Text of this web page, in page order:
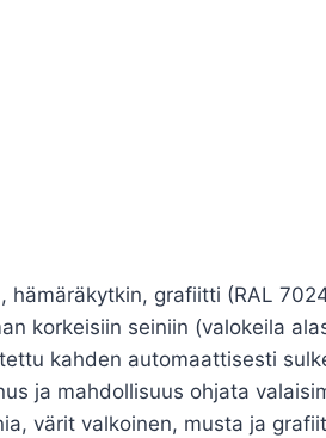
hämäräkytkin, grafiitti (RAL
korkeisiin seiniin (valokeila
kahden automaattisesti
ja mahdollisuus ohjata
värit valkoinen, musta ja